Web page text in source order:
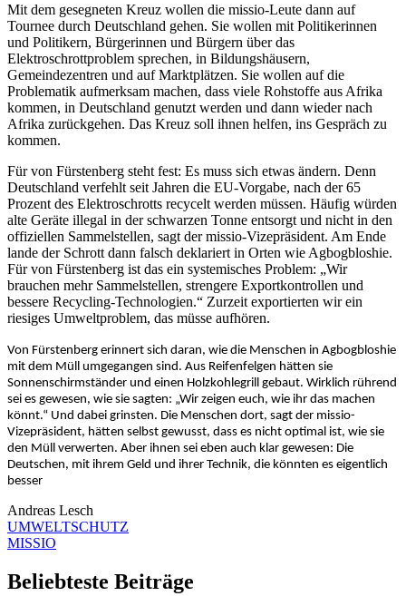
Mit dem gesegneten Kreuz wollen die missio-Leute dann auf
Tournee durch Deutschland gehen. Sie wollen mit Politikerinnen
und Politikern, Bürgerinnen und Bürgern über das
Elektroschrottproblem sprechen, in Bildungshäusern,
Gemeindezentren und auf Marktplätzen. Sie wollen auf die
Problematik aufmerksam machen, dass viele Rohstoffe aus Afrika
kommen, in Deutschland genutzt werden und dann wieder nach
Afrika zurückgehen. Das Kreuz soll ihnen helfen, ins Gespräch zu
kommen.
Für von Fürstenberg steht fest: Es muss sich etwas ändern. Denn
Deutschland verfehlt seit Jahren die EU-Vorgabe, nach der 65
Prozent des Elektroschrotts recycelt werden müssen. Häufig würden
alte Geräte illegal in der schwarzen Tonne entsorgt und nicht in den
offiziellen Sammelstellen, sagt der missio-Vizepräsident. Am Ende
lande der Schrott dann falsch deklariert in Orten wie Agbogbloshie.
Für von Fürstenberg ist das ein systemisches Problem: „Wir
brauchen mehr Sammelstellen, strengere Exportkontrollen und
bessere Recycling-Technologien.“ Zurzeit exportierten wir ein
riesiges Umweltproblem, das müsse aufhören.
Von Fürstenberg erinnert sich daran, wie die Menschen in Agbogbloshie
mit dem Müll umgegangen sind. Aus Reifenfelgen hätten sie
Sonnenschirmständer und einen Holzkohlegrill gebaut. Wirklich rührend
sei es gewesen, wie sie sagten: „Wir zeigen euch, wie ihr das machen
könnt.“ Und dabei grinsten. Die Menschen dort, sagt der missio-
Vizepräsident, hätten selbst gewusst, dass es nicht optimal ist, wie sie
den Müll verwerten. Aber ihnen sei eben auch klar gewesen: Die
Deutschen, mit ihrem Geld und ihrer Technik, die könnten es eigentlich
besser
Andreas Lesch
UMWELTSCHUTZ
MISSIO
Beliebteste Beiträge